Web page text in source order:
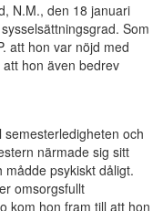
N.M., den 18 januari
Som
att hon var nöjd med
hon även bedrev
och
närmade sig sitt
psykiskt dåligt.
omsorgsfullt
kom hon fram till att hon